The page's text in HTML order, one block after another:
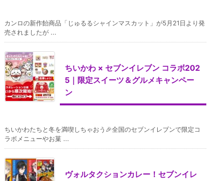
カンロの新作飴商品「じゅるるシャインマスカット」が5月21日より発
売されましたが ...
ちいかわ × セブンイレブン コラボ202
5｜限定スイーツ＆グルメキャンペー
ン
ちいかわたちと冬を満喫しちゃおう🎉全国のセブンイレブンで限定コ
ラボメニューやお菓 ...
ヴォルタクションカレー！セブンイレ